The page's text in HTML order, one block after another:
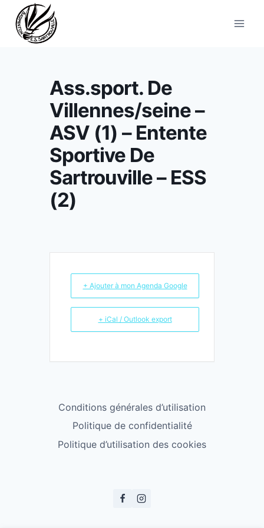
contenu
Ass.sport. De
Villennes/seine –
ASV (1) – Entente
Sportive De
Sartrouville – ESS
(2)
+ Ajouter à mon Agenda Google
+ iCal / Outlook export
Conditions générales d’utilisation
Politique de confidentialité
Politique d’utilisation des cookies